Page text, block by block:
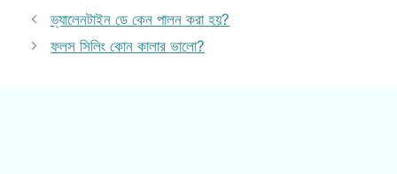
ভ্যালেনটাইন ডে কেন পালন করা হয়?
ফলস সিলিং কোন কালার ভালো?